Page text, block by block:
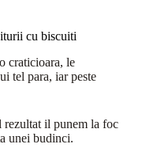
cu biscuiti
craticioara, le
tel para, iar peste
rezultat il punem la foc
unei budinci.